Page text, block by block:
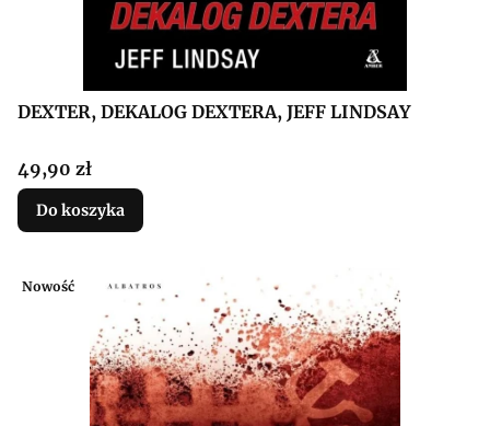
DEXTER, DEKALOG DEXTERA, JEFF LINDSAY
Cena
49,90 zł
Do koszyka
Nowość